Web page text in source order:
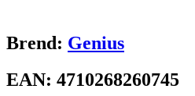
Brend: Genius
EAN: 4710268260745